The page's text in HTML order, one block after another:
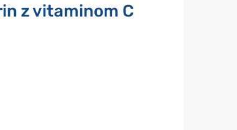
z vitaminom C